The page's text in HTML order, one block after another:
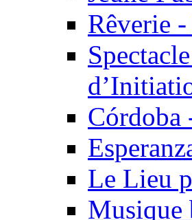
Rêverie
Córdoba
Le Lieu
Musique